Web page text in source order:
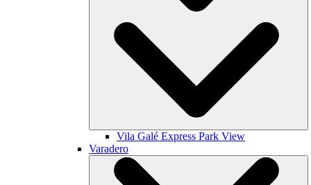
Vila Galé Express Park View
Varadero